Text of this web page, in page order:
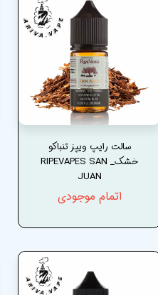
سالت رایپ ویپز تنباکو
خشک_ RIPEVAPES SAN
JUAN
اتمام موجودی